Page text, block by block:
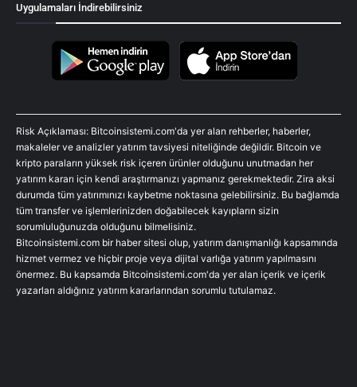
Uygulamaları İndirebilirsiniz
Risk Açıklaması: Bitcoinsistemi.com'da yer alan rehberler, haberler,
makaleler ve analizler yatırım tavsiyesi niteliğinde değildir. Bitcoin ve
kripto paraların yüksek risk içeren ürünler olduğunu unutmadan her
yatırım kararı için kendi araştırmanızı yapmanız gerekmektedir. Zira aksi
durumda tüm yatırımınızı kaybetme noktasına gelebilirsiniz. Bu bağlamda
tüm transfer ve işlemlerinizden doğabilecek kayıpların sizin
sorumluluğunuzda olduğunu bilmelisiniz.
Bitcoinsistemi.com bir haber sitesi olup, yatırım danışmanlığı kapsamında
hizmet vermez ve hiçbir proje veya dijital varlığa yatırım yapılmasını
önermez. Bu kapsamda Bitcoinsistemi.com'da yer alan içerik ve içerik
yazarları aldığınız yatırım kararlarından sorumlu tutulamaz.